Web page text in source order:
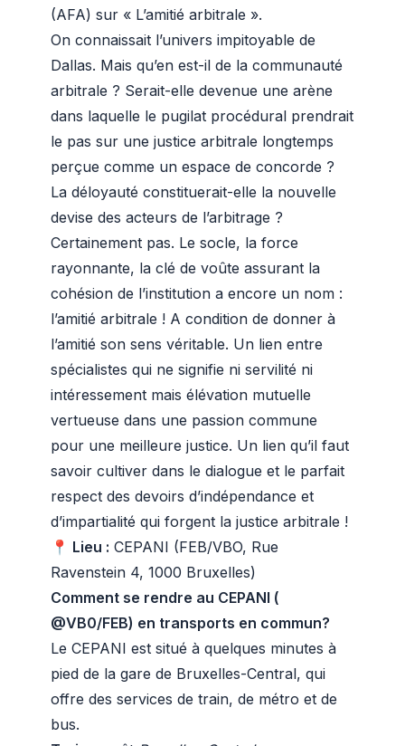
(AFA) sur « L’amitié arbitrale ».
On connaissait l’univers impitoyable de
Dallas. Mais qu’en est-il de la communauté
arbitrale ? Serait-elle devenue une arène
dans laquelle le pugilat procédural prendrait
le pas sur une justice arbitrale longtemps
perçue comme un espace de concorde ?
La déloyauté constituerait-elle la nouvelle
devise des acteurs de l’arbitrage ?
Certainement pas. Le socle, la force
rayonnante, la clé de voûte assurant la
cohésion de l’institution a encore un nom :
l’amitié arbitrale ! A condition de donner à
l’amitié son sens véritable. Un lien entre
spécialistes qui ne signifie ni servilité ni
intéressement mais élévation mutuelle
vertueuse dans une passion commune
pour une meilleure justice. Un lien qu’il faut
savoir cultiver dans le dialogue et le parfait
respect des devoirs d’indépendance et
d’impartialité qui forgent la justice arbitrale !
📍 Lieu : CEPANI (FEB/VBO, Rue
Ravenstein 4, 1000 Bruxelles)
Comment se rendre au CEPANI (
@VB0/FEB) en transports en commun?
Le CEPANI est situé à quelques minutes à
pied de la gare de Bruxelles-Central, qui
offre des services de train, de métro et de
bus.